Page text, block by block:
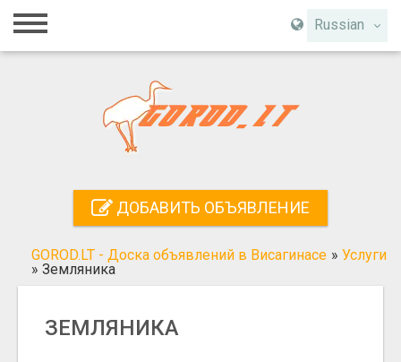
Russian
Главная
Регистрация
Поиск
ДОБАВИТЬ ОБЪЯВЛЕНИЕ
GOROD.LT - Доска объявлений в Висагинасе » Услуги
» Земляника
ЗЕМЛЯНИКА